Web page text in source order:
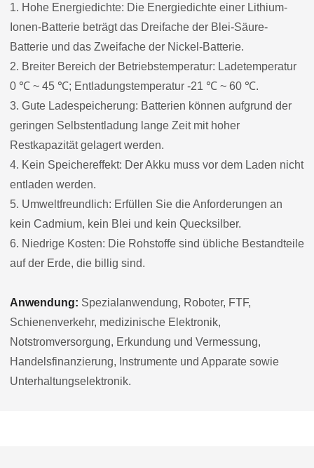
1. Hohe Energiedichte: Die Energiedichte einer Lithium-
Ionen-Batterie beträgt das Dreifache der Blei-Säure-
Batterie und das Zweifache der Nickel-Batterie.
2. Breiter Bereich der Betriebstemperatur: Ladetemperatur
0 ℃ ~ 45 ℃; Entladungstemperatur -21 ℃ ~ 60 ℃.
3. Gute Ladespeicherung: Batterien können aufgrund der
geringen Selbstentladung lange Zeit mit hoher
Restkapazität gelagert werden.
4. Kein Speichereffekt: Der Akku muss vor dem Laden nicht
entladen werden.
5. Umweltfreundlich: Erfüllen Sie die Anforderungen an
kein Cadmium, kein Blei und kein Quecksilber.
6. Niedrige Kosten: Die Rohstoffe sind übliche Bestandteile
auf der Erde, die billig sind.
Anwendung: Spezialanwendung, Roboter, FTF,
Schienenverkehr, medizinische Elektronik,
Notstromversorgung, Erkundung und Vermessung,
Handelsfinanzierung, Instrumente und Apparate sowie
Unterhaltungselektronik.